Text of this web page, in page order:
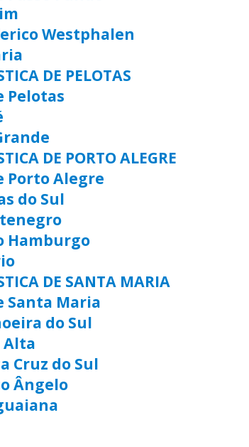
Westphalen
DE PELOTAS
Pelotas
DE PORTO ALEGRE
Porto Alegre
do Sul
Hamburgo
DE SANTA MARIA
Santa Maria
do Sul
Alta
Cruz do Sul
Ângelo